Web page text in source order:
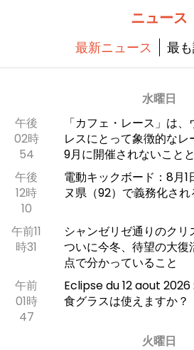
ニュース
最新ニュース 最
水曜日
午後
02時
54
「カフェ・レース」は
レスにとって象徴的な
9月に開催されないことと
午後
12時
10
電動キックボード：8月
ヌ県（92）で義務化さ
午前11
時31
シャンゼリゼ通りのクリ
ついに今冬、待望の大
点で分かっていること
午前
01時
47
Eclipse du 12 aout 2026
食グラスは使えますか？
火曜日